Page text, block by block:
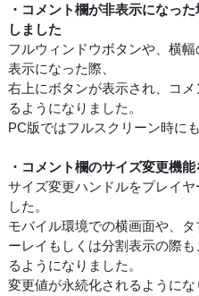
・コメント欄が非表示になっ
しました
フルウィンドウボタンや、横
表示になった際、
右上にボタンが表示され、コ
るようになりました。
PC版ではフルスクリーン時に
・コメント欄のサイズ変更機
サイズ変更ハンドルをプレイ
した。
モバイル環境での横画面や、
ーレイもしくは分割表示の際
るようになりました。
変更値が永続化されるようにな